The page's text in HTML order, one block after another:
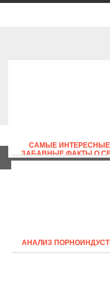
САМЫЕ
ЗАБАВНЫЕ ФАКТЫ О
АНАЛИЗ